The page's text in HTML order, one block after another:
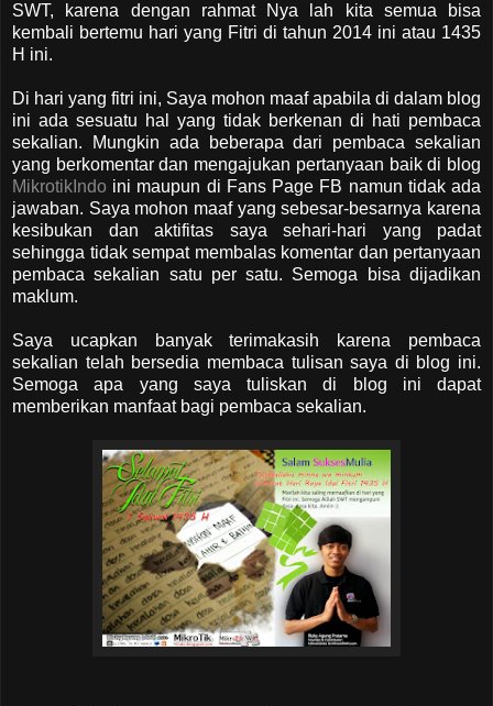
SWT, karena dengan rahmat Nya lah kita semua bisa
kembali bertemu hari yang Fitri di tahun 2014 ini atau 1435
H ini.
Di hari yang fitri ini, Saya mohon maaf apabila di dalam blog
ini ada sesuatu hal yang tidak berkenan di hati pembaca
sekalian. Mungkin ada beberapa dari pembaca sekalian
yang berkomentar dan mengajukan pertanyaan baik di blog
MikrotikIndo ini maupun di Fans Page FB namun tidak ada
jawaban. Saya mohon maaf yang sebesar-besarnya karena
kesibukan dan aktifitas saya sehari-hari yang padat
sehingga tidak sempat membalas komentar dan pertanyaan
pembaca sekalian satu per satu. Semoga bisa dijadikan
maklum.
Saya ucapkan banyak terimakasih karena pembaca
sekalian telah bersedia membaca tulisan saya di blog ini.
Semoga apa yang saya tuliskan di blog ini dapat
memberikan manfaat bagi pembaca sekalian.